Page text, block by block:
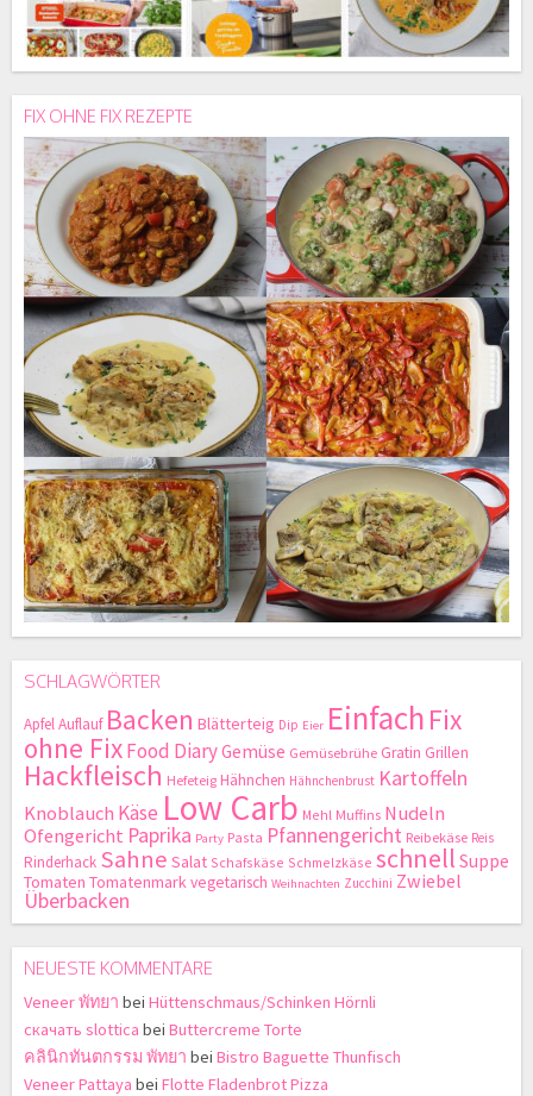
FIX OHNE FIX REZEPTE
SCHLAGWÖRTER
ApfelAuflauf Backen Blätterteig Dip Eier Einfach Fix
ohne FixFood DiaryGemüse Gemüsebrühe Gratin Grillen
Hackfleisch Hefeteig Hähnchen Hähnchenbrust Kartoffeln
Knoblauch Käse Low Carb Mehl Muffins Nudeln
Ofengericht Paprika Party Pasta Pfannengericht Reibekäse Reis
Rinderhack Sahne Salat Schafskäse Schmelzkäse schnell Suppe
Tomaten Tomatenmark vegetarisch Weihnachten Zucchini Zwiebel
Überbacken
NEUESTE KOMMENTARE
Veneer พัทยา bei Hüttenschmaus/Schinken Hörnli
скачать slottica bei Buttercreme Torte
คลินิกทันตกรรม พัทยา bei Bistro Baguette Thunfisch
Veneer Pattaya bei Flotte Fladenbrot Pizza